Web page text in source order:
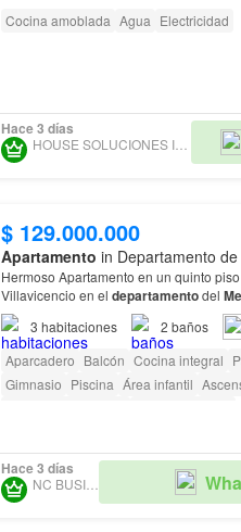
Cocina amoblada Agua Electricidad
Hace 3 días
HOUSE SOLUCIONES INMOBILIARIAS SAS
$ 129.000.000
Apartamento in Departamento
Hermoso Apartamento en un quinto
Villavicencio en el departamentodel
3 habitaciones 2 baños
Aparcadero Balcón Cocina integral
Gimnasio Piscina Área infantil
Hace 3 días
NC BUSINESS